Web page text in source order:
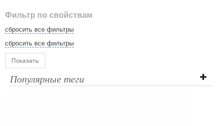
Фильтр по свойствам
сбросить все фильтры
сбросить все фильтры
Показать
Популярные теги